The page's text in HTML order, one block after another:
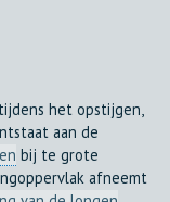
het opstijgen,
aan de
bij te grote
afneemt